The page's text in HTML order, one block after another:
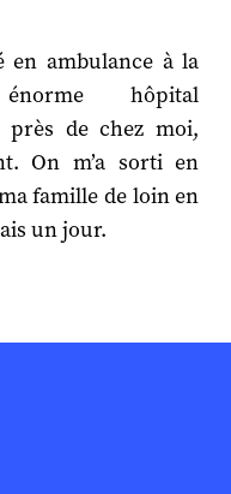
en ambulance à la
hôpital
près de chez moi,
On m’a sorti en
famille de loin en
un jour.